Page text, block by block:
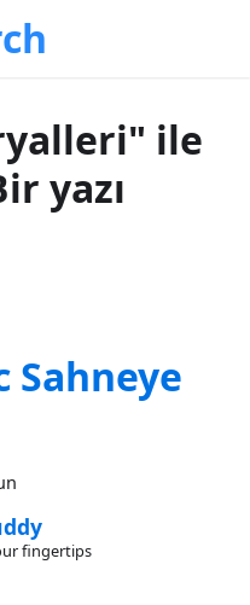
ile
yazı
Sahneye
fingertips